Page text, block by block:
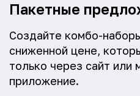
Пакетные
Создайте комбо-
сниженной цене,
только через сайт или
приложение.